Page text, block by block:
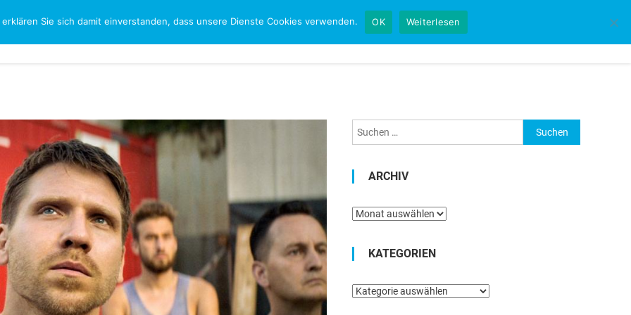
Startseite
Suchen
nach:
ARCHIV
Archiv
KATEGORIEN
Kategorien
Sie sich damit einverstanden, dass unsere Dienste Cookies verwenden. OK Weiterlesen